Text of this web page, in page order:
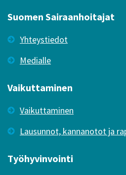
Suomen Sairaanhoitajat
Yhteystiedot
Medialle
Vaikuttaminen
Vaikuttaminen
Lausunnot, kannanotot ja
Työhyvinvointi